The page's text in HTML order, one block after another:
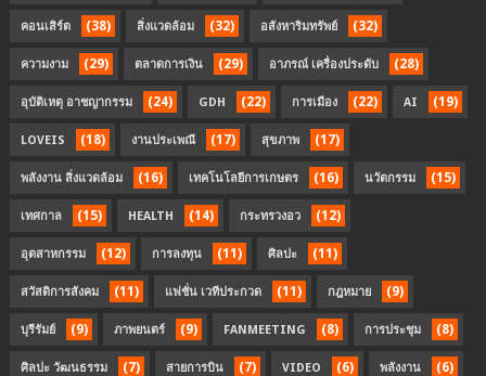
คอนเสิร์ต (38) สิ่งแวดล้อม (32) อสังหาริมทรัพย์ (32)
ความงาม (29) ตลาดการเงิน (29) อาภรณ์ เครื่องประดับ (28)
อุบัติเหตุ อาชญากรรม (24) GDH (22) การเมือง (22) AI (19)
LOVEIS (18) งานประเพณี (17) สุขภาพ (17)
พลังงาน สิ่งแวดล้อม (16) เทคโนโลยีการเกษตร (16) นวัตกรรม (15)
เทศกาล (15) HEALTH (14) กระทรวงอว (12)
อุตสาหกรรม (12) การลงทุน (11) ศิลปะ (11)
สวัสดิการสังคม (11) แฟชั่น เวทีประกวด (11) กฎหมาย (9)
บุรีรัมย์ (9) ภาพยนตร์ (9) FANMEETING (8) การประชุม (8)
ศิลปะ วัฒนธรรม (7) สายการบิน (7) VIDEO (6) พลังงาน (6)